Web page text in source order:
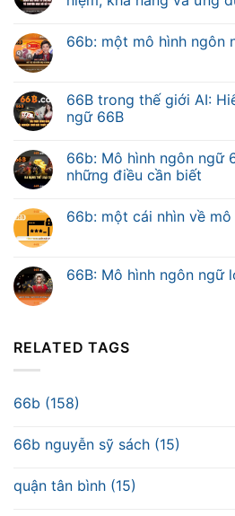
66b: một mô hình ngôn
66B trong thế giới AI:
ngữ 66B
66b: Mô hình ngôn ngữ
những điều cần biết
66b: một cái nhìn về
66B: Mô hình ngôn ngữ
RELATED TAGS
66b (158)
66b nguyễn sỹ sách (15)
quận tân bình (15)